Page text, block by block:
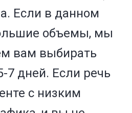
Если в данном
объемы, мы
вам выбирать
7 дней. Если речь
с низким